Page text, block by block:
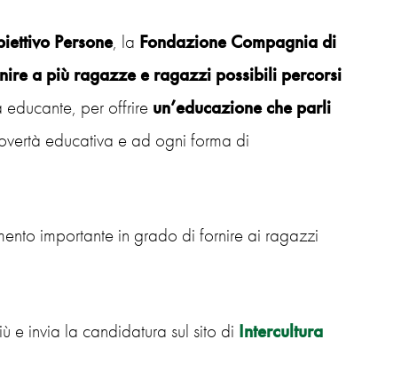
Persone, la Fondazione Compagnia di
a più ragazze e ragazzi possibili percorsi
educante, per offrire un’educazione che parli
educativa e ad ogni forma di
importante in grado di fornire ai ragazzi
e invia la candidatura sul sito di Intercultura